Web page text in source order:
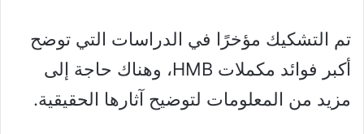
تم التشكيك مؤخرًا في الدراسات التي توضح
أكبر فوائد مكملات HMB، وهناك حاجة إلى
مزيد من المعلومات لتوضيح آثارها الحقيقية.